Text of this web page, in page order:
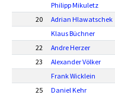
Philipp Mikuletz
20
Adrian Hlawatschek
Klaus Büchner
22
Andre Herzer
23
Alexander Völker
Frank Wicklein
25
Daniel Kehr